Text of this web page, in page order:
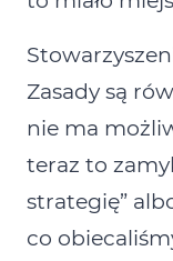
Zasady są
nie ma
teraz to
strategię”
co